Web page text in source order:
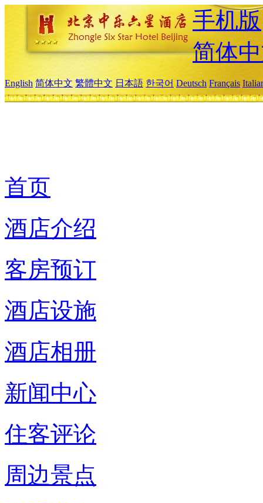
手机版
简体
English 简体中文 繁體中文 日本語 한국어 Deutsch Français
首页
酒店介绍
客房预订
酒店设施
酒店相册
新闻中心
住客评论
周边景点